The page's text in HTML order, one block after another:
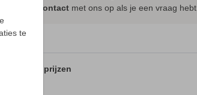
te
contact met ons op als je een vraag hebt.
en prijzen